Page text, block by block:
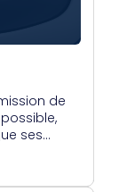
de
ses